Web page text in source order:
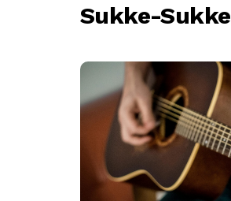
Sukke-Sukke